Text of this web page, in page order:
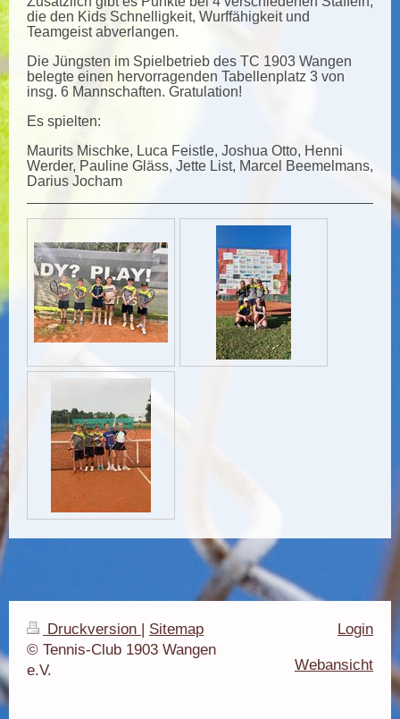
die den Kids Schnelligkeit, Wurffähigkeit und
Teamgeist abverlangen.
Die Jüngsten im Spielbetrieb des TC 1903 Wangen
belegte einen hervorragenden Tabellenplatz 3 von
insg. 6 Mannschaften. Gratulation!
Es spielten:
Maurits Mischke, Luca Feistle, Joshua Otto, Henni
Werder, Pauline Gläss, Jette List, Marcel Beemelmans,
Darius Jocham
Druckversion | Sitemap
© Tennis-Club 1903 Wangen
e.V.
Login
Webansicht